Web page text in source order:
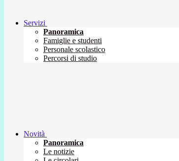
Servizi
Panoramica
Famiglie e studenti
Personale scolastico
Percorsi di studio
Novità
Panoramica
Le notizie